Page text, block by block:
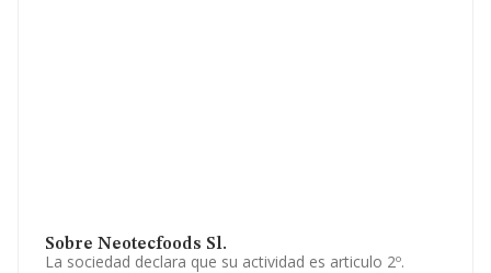
Sobre Neotecfoods Sl.
La sociedad declara que su actividad es articulo 2º.